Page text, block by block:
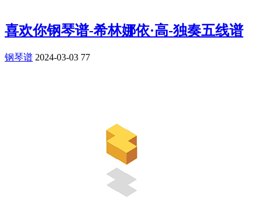
喜欢你钢琴谱-希林娜依·高-独奏五线谱
钢琴谱 2024-03-03 77